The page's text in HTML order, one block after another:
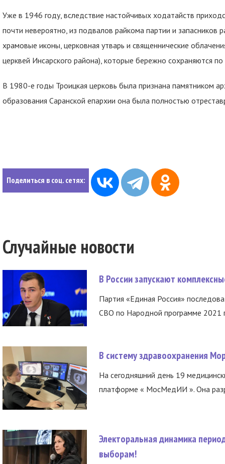
Уже в 1946 году, вследствие настойчивых ходатайств
почти невероятно, из подвалов райкома партии и запасников
храмовые иконы, церковная утварь и священнические
церквей Инсарского района), которые бережно сохраняются
В 1980-е годы Троицкая церковь была признана памятником
образования Саранской епархии она была полностью
Поделиться в соц. сетях:
Случайные новости
В России запускают
Партия «Единая Россия»
СВО по Народной программе 2021
В систему здравоохранения
На сегодняшний день 19
платформе « МосМедИИ ». Она
Электоральная динамика
выборам!